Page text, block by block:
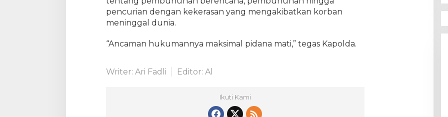
pencurian dengan kekerasan yang mengakibatkan korban
meninggal dunia.
“Ancaman hukumannya maksimal pidana mati,” tegas Kapolda.
Writer: Ari Fadli Editor: Al
Ikuti Kami